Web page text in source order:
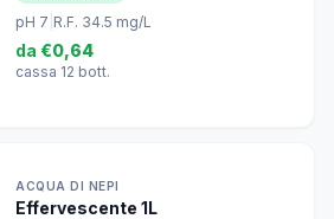
pH 7 R.F. 34.5 mg/L
da €0,64
cassa 12 bott.
ACQUA DI NEPI
Effervescente 1L